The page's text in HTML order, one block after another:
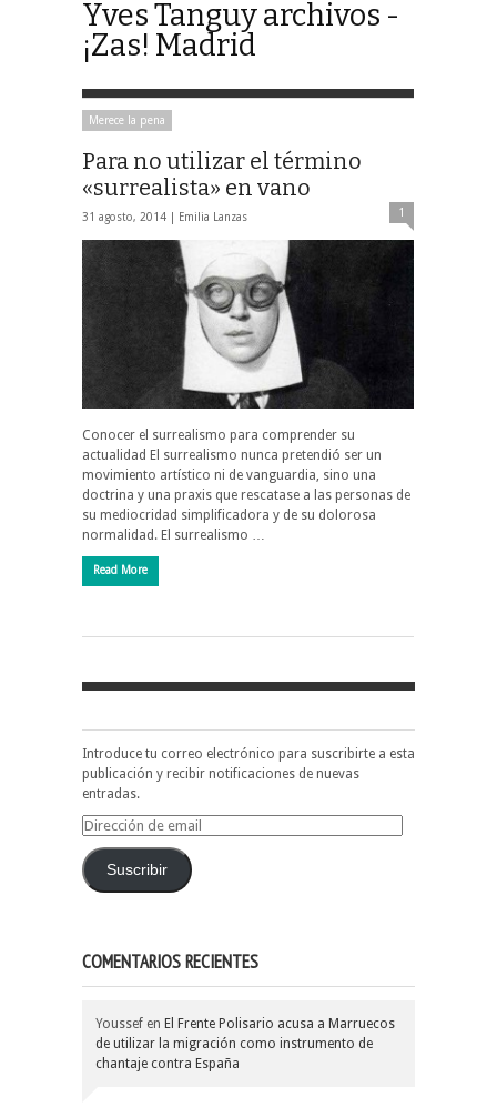
Yves Tanguy archivos -
¡Zas! Madrid
Merece la pena
Para no utilizar el término
«surrealista» en vano
31 agosto, 2014 | Emilia Lanzas 1
Conocer el surrealismo para comprender su
actualidad El surrealismo nunca pretendió ser un
movimiento artístico ni de vanguardia, sino una
doctrina y una praxis que rescatase a las personas de
su mediocridad simplificadora y de su dolorosa
normalidad. El surrealismo …
Read More
Introduce tu correo electrónico para suscribirte a esta
publicación y recibir notificaciones de nuevas
entradas.
Dirección
emailSuscribir
COMENTARIOS RECIENTES
Youssef en El Frente Polisario acusa a Marruecos
de utilizar la migración como instrumento de
chantaje contra España